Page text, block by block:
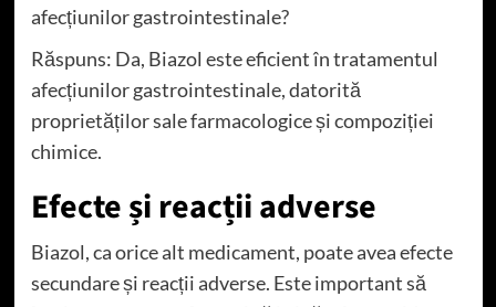
afecțiunilor gastrointestinale?
Răspuns: Da, Biazol este eficient în tratamentul
afecțiunilor gastrointestinale, datorită
proprietăților sale farmacologice și compoziției
chimice.
Efecte și reacții adverse
Biazol, ca orice alt medicament, poate avea efecte
secundare și reacții adverse. Este important să